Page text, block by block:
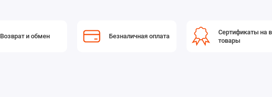
Возврат и обмен Безналичная оплата
Сертификаты на
товары